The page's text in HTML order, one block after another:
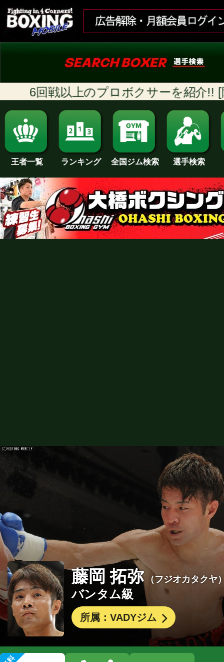
6回戦以上のプロボクサーを紹介!! [随時
王者一覧 ランキング 全国ジム検索 選手検索
藤岡 拓弥 （フジオカタクヤ
バンタム級
所属：VADYジム